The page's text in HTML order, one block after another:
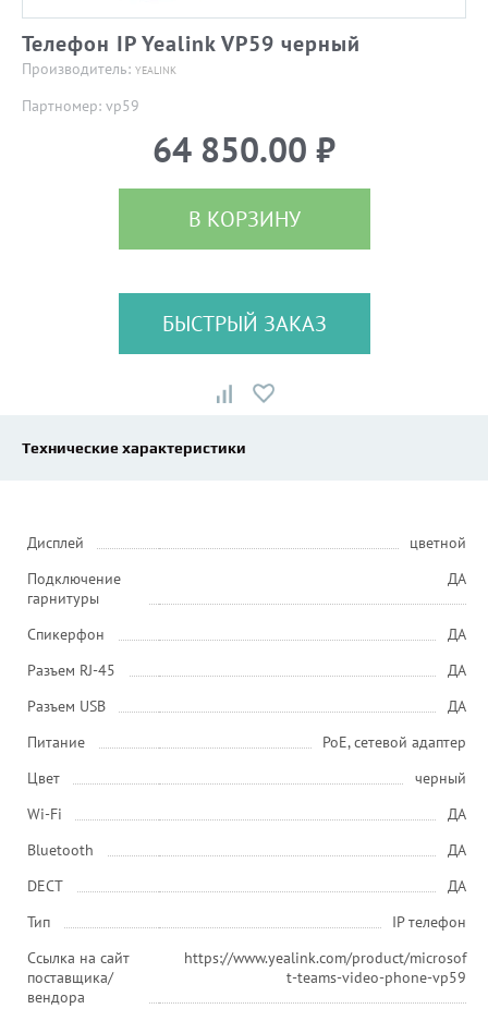
Телефон IP Yealink VP59 черный
Производитель: YEALINK
Партномер: vp59
64 850.00 ₽
В КОРЗИНУ
БЫСТРЫЙ ЗАКАЗ
Технические характеристики
Дисплей
цветной
Подключение
гарнитуры
ДА
Спикерфон
ДА
Разъем RJ-45
ДА
Разъем USB
ДА
Питание
PoE, сетевой адаптер
Цвет
черный
Wi-Fi
ДА
Bluetooth
ДА
DECT
ДА
Тип
IP телефон
Ссылка на сайт
поставщика/
вендора
https://www.yealink.com/product/microsof
t-teams-video-phone-vp59